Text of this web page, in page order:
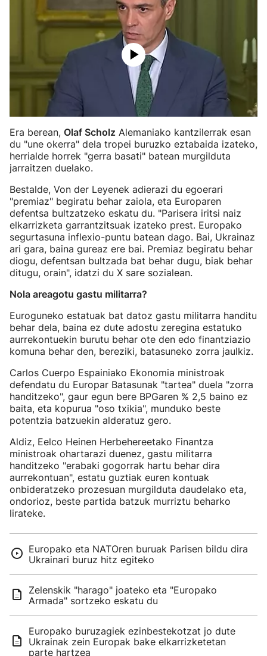
Era berean, Olaf Scholz Alemaniako kantzilerrak esan
du "une okerra" dela tropei buruzko eztabaida izateko,
herrialde horrek "gerra basati" batean murgilduta
jarraitzen duelako.
Bestalde, Von der Leyenek adierazi du egoerari
"premiaz" begiratu behar zaiola, eta Europaren
defentsa bultzatzeko eskatu du. "Parisera iritsi naiz
elkarrizketa garrantzitsuak izateko prest. Europako
segurtasuna inflexio-puntu batean dago. Bai, Ukrainaz
ari gara, baina gureaz ere bai. Premiaz begiratu behar
diogu, defentsan bultzada bat behar dugu, biak behar
ditugu, orain", idatzi du X sare sozialean.
Nola areagotu gastu militarra?
Euroguneko estatuak bat datoz gastu militarra handitu
behar dela, baina ez dute adostu zeregina estatuko
aurrekontuekin burutu behar ote den edo finantziazio
komuna behar den, bereziki, batasuneko zorra jaulkiz.
Carlos Cuerpo Espainiako Ekonomia ministroak
defendatu du Europar Batasunak "tartea" duela "zorra
handitzeko", gaur egun bere BPGaren % 2,5 baino ez
baita, eta kopurua "oso txikia", munduko beste
potentzia batzuekin alderatuz gero.
Aldiz, Eelco Heinen Herbehereetako Finantza
ministroak ohartarazi duenez, gastu militarra
handitzeko "erabaki gogorrak hartu behar dira
aurrekontuan", estatu guztiak euren kontuak
onbideratzeko prozesuan murgilduta daudelako eta,
ondorioz, beste partida batzuk murriztu beharko
lirateke.
Europako eta NATOren buruak Parisen bildu dira
Ukrainari buruz hitz egiteko
Zelenskik "harago" joateko eta "Europako
Armada" sortzeko eskatu du
Europako buruzagiek ezinbestekotzat jo dute
Ukrainak zein Europak bake elkarrizketetan
parte hartzea